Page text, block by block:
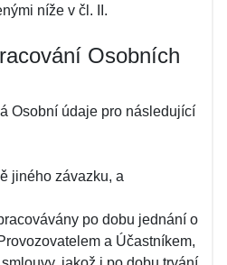
níže v čl. II.
Osobních
Osobní údaje pro následující
jiného závazku, a
po dobu jednání o
a Účastníkem,